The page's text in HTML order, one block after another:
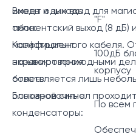
имеет один вход для
абонентский выход (8 дБ)
магистрального кабеля.
называют проходными
ответвляется лишь
основной сигнал
Входы и выходы
типа:
"F"
Коэффициент
экранирования
более:
100дБ
корпусу
Блокировочные
конденсаторы:
По всем